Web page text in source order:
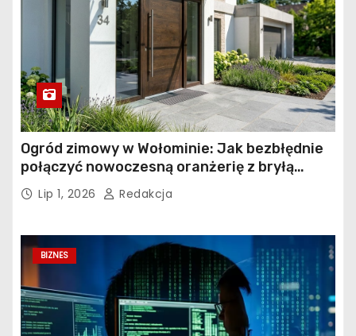
Ogród zimowy w Wołominie: Jak bezbłędnie
połączyć nowoczesną oranżerię z bryłą
istniejącego budynku?
Lip 1, 2026 Redakcja
BIZNES